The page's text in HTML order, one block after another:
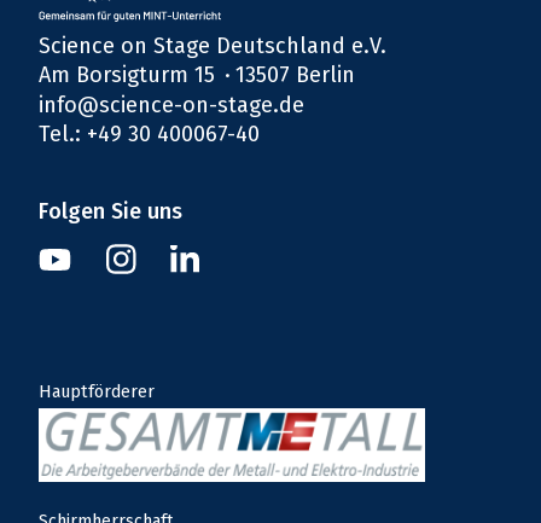
Science on Stage Deutschland e.V.
Am Borsigturm 15
13507 Berlin
info@science-on-stage.de
Tel.: +49 30 400067-40
Folgen Sie uns
YoutubeInstagramLinkedin
Hauptförderer